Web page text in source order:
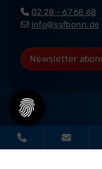
02 28 - 67 68 68
info@ssfbonn.de
Newsletter